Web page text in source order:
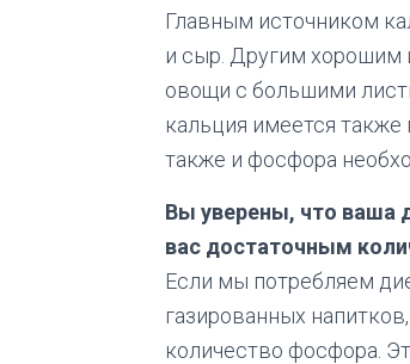
Главным источником
и сыр. Другим хорошим
овощи с большими
кальция имеется также
также и фосфора
Вы уверены, что ваша
вас достаточным
Если мы потребляем
газированных
количество фосфора.